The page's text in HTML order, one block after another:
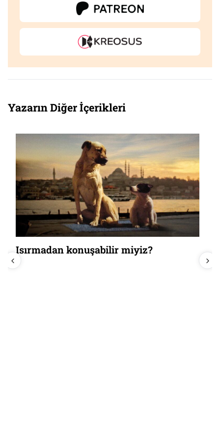
Yazarın Diğer İçerikleri
Isırmadan konuşabilir miyiz?